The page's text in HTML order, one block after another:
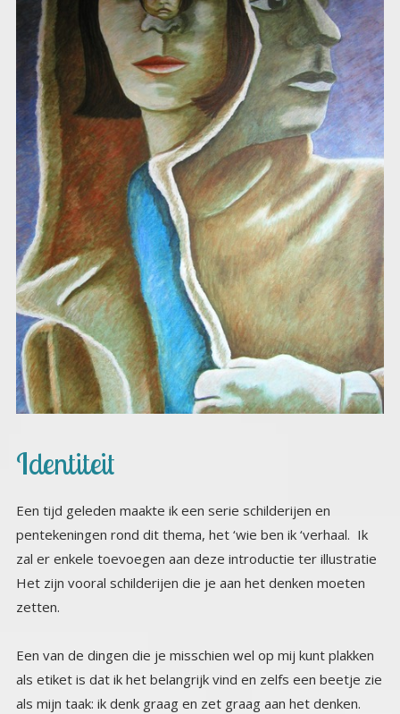
Identiteit
Een tijd geleden maakte ik een serie schilderijen en
pentekeningen rond dit thema, het ‘wie ben ik ‘verhaal. Ik
zal er enkele toevoegen aan deze introductie ter illustratie
Het zijn vooral schilderijen die je aan het denken moeten
zetten.
Een van de dingen die je misschien wel op mij kunt plakken
als etiket is dat ik het belangrijk vind en zelfs een beetje zie
als mijn taak: ik denk graag en zet graag aan het denken.